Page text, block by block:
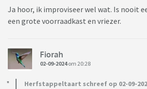
Ja hoor, ik improviseer wel wat. Is nooit
een grote voorraadkast en vriezer.
Fiorah
02-09-2024om 20:28
Herfstappeltaart schreef op 02-09-